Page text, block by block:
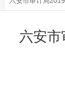
六安市